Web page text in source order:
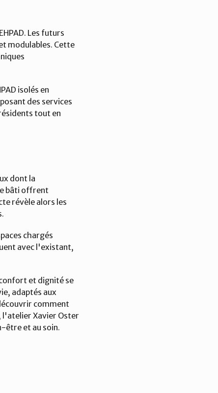
Les futurs
modulables. Cette
isolés en
des services
tout en
dont la
bâti offrent
révèle alors les
chargés
avec l'existant,
et dignité se
adaptés aux
comment
Xavier Oster
être et au soin.